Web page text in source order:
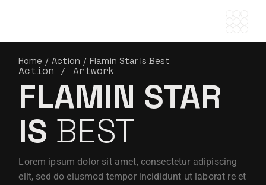
Home Action Flamin Star IsBest
Action Artwork
FLAMIN STAR
IS BEST
Lorem ipsum dolor sit amet, consectetur adipiscing
elit, sed do eiusmod tempor incididunt ut laborat re et